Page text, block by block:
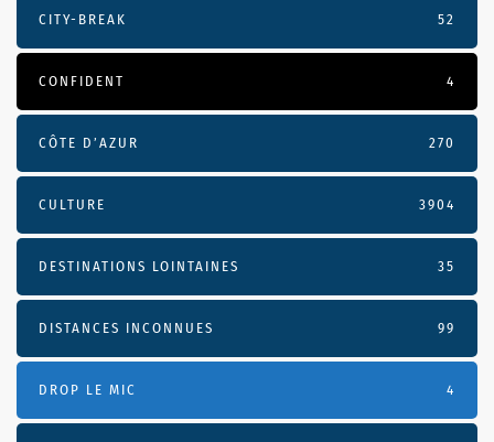
CITY-BREAK 52
CONFIDENT 4
CÔTE D’AZUR 270
CULTURE 3904
DESTINATIONS LOINTAINES 35
DISTANCES INCONNUES 99
DROP LE MIC 4